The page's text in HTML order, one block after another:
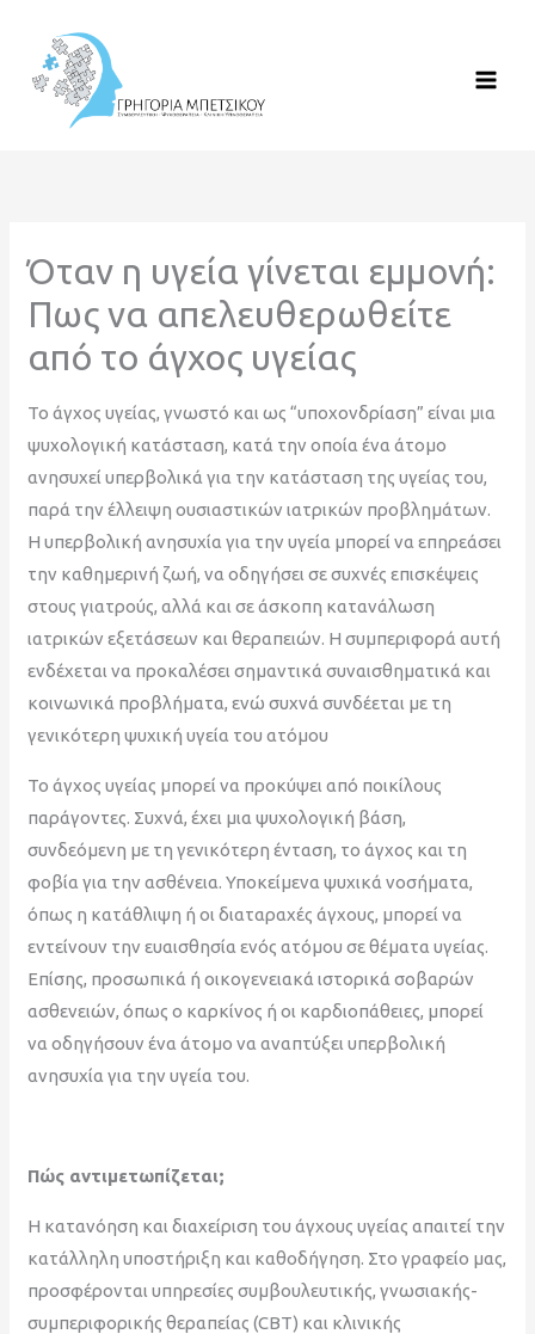
περιεχόμενο
Όταν η υγεία γίνεται εμμονή:
Πως να απελευθερωθείτε
από το άγχος υγείας
Το άγχος υγείας, γνωστό και ως “υποχονδρίαση” είναι μια
ψυχολογική κατάσταση, κατά την οποία ένα άτομο
ανησυχεί υπερβολικά για την κατάσταση της υγείας του,
παρά την έλλειψη ουσιαστικών ιατρικών προβλημάτων.
Η υπερβολική ανησυχία για την υγεία μπορεί να επηρεάσει
την καθημερινή ζωή, να οδηγήσει σε συχνές επισκέψεις
στους γιατρούς, αλλά και σε άσκοπη κατανάλωση
ιατρικών εξετάσεων και θεραπειών. Η συμπεριφορά αυτή
ενδέχεται να προκαλέσει σημαντικά συναισθηματικά και
κοινωνικά προβλήματα, ενώ συχνά συνδέεται με τη
γενικότερη ψυχική υγεία του ατόμου
Το άγχος υγείας μπορεί να προκύψει από ποικίλους
παράγοντες. Συχνά, έχει μια ψυχολογική βάση,
συνδεόμενη με τη γενικότερη ένταση, το άγχος και τη
φοβία για την ασθένεια. Υποκείμενα ψυχικά νοσήματα,
όπως η κατάθλιψη ή οι διαταραχές άγχους, μπορεί να
εντείνουν την ευαισθησία ενός ατόμου σε θέματα υγείας.
Επίσης, προσωπικά ή οικογενειακά ιστορικά σοβαρών
ασθενειών, όπως ο καρκίνος ή οι καρδιοπάθειες, μπορεί
να οδηγήσουν ένα άτομο να αναπτύξει υπερβολική
ανησυχία για την υγεία του.
Πώς αντιμετωπίζεται;
Η κατανόηση και διαχείριση του άγχους υγείας απαιτεί την
κατάλληλη υποστήριξη και καθοδήγηση. Στο γραφείο μας,
προσφέρονται υπηρεσίες συμβουλευτικής, γνωσιακής-
συμπεριφορικής θεραπείας (CBT) και κλινικής